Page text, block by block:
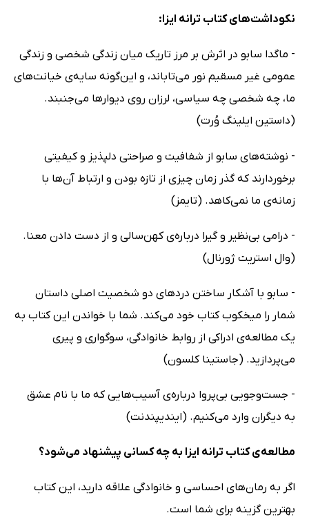
نکوداشت‌های کتاب ترانه ایزا:
- ماگدا سابو در اثرش بر مرز تاریک میان زندگی شخصی و زندگی
عمومی غیر مسقیم نور می‌تاباند، و این‌گونه سایه‌ی خیانت‌های
ما، چه شخصی چه سیاسی، لرزان روی دیوارها می‌جنبند.
(داستین ایلینگ وُرت)
- نوشته‌های سابو از شفافیت و صراحتی دلپذیز و کیفیتی
برخوردارند که گذر زمان چیزی از تازه بودن و ارتباط آن‌ها با
زمانه‌ی ما نمی‌کاهد. (تایمز)
- درامی بی‌نظیر و گیرا درباره‌ی کهن‌سالی و از دست دادن معنا.
(وال استریت ژورنال)
- سابو با آشکار ساختن دردهای دو شخصیت اصلی داستان
شمار را میخکوب کتاب خود می‌کند. شما با خواندن این کتاب به
یک مطالعه‌ی ادراکی از روابط خانوادگی، سوگواری و پیری
می‌پردازید. (جاستینا کلسون)
- جست‌و‌جویی بی‌پروا درباره‌ی آسیب‌هایی که ما با نام عشق
به دیگران وارد می‌کنیم. (ایندیپندنت)
مطالعه‌ی کتاب ترانه ایزا به چه کسانی پیشنهاد می‌شود؟
اگر به رمان‌های احساسی و خانوادگی علاقه دارید، این کتاب
بهترین گزینه برای شما است.